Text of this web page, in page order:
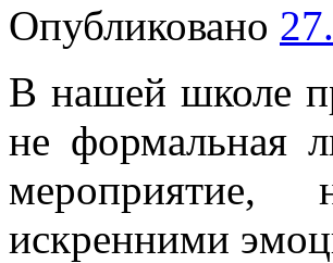
Опубликовано
В нашей школе
не формальная
искренними